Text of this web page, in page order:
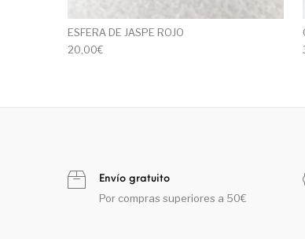
ESFERA DE JASPE ROJO
20,00€
Envío gratuito
Por compras superiores a 50€